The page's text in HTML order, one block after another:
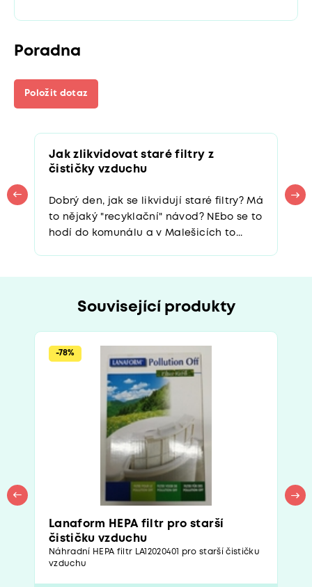
Poradna
Položit dotaz
Jak zlikvidovat staré filtry z
čističky vzduchu
Dobrý den, jak se likvidují staré filtry? Má
to nějaký "recyklační" návod? NEbo se to
hodí do komunálu a v Malešicích to...
Související produkty
-78%
Lanaform HEPA filtr pro starší
čističku vzduchu
Náhradní HEPA filtr LA12020401 pro starší čističku
vzduchu